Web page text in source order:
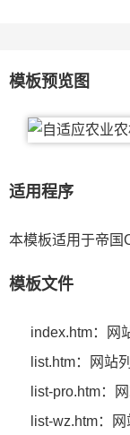
模板预览图
适用程序
本模板适用于帝国
模板文件
index.htm：网
list.htm：网站
list-pro.htm：
list-wz.htm：